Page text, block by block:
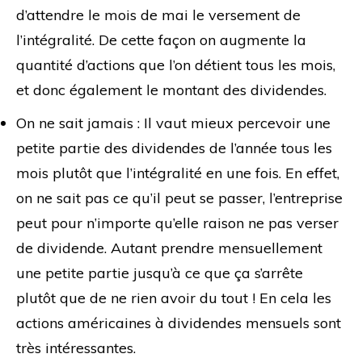
d’attendre le mois de mai le versement de
l’intégralité. De cette façon on augmente la
quantité d’actions que l’on détient tous les mois,
et donc également le montant des dividendes.
On ne sait jamais : Il vaut mieux percevoir une
petite partie des dividendes de l’année tous les
mois plutôt que l’intégralité en une fois. En effet,
on ne sait pas ce qu’il peut se passer, l’entreprise
peut pour n’importe qu’elle raison ne pas verser
de dividende. Autant prendre mensuellement
une petite partie jusqu’à ce que ça s’arrête
plutôt que de ne rien avoir du tout ! En cela les
actions américaines à dividendes mensuels sont
très intéressantes.